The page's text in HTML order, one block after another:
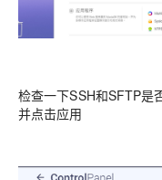
检查一下SSH和SFTP是
并点击应用